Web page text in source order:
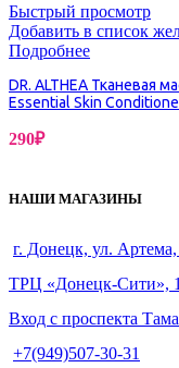
Быстрый просмотр
Добавить в список
Подробнее
DR. ALTHEA Тканевая
Essential Skin
290₽
НАШИ МАГАЗИНЫ
г. Донецк, ул.
ТРЦ «Донецк-Сити»,
Вход с проспекта
+7(949)507-30-31